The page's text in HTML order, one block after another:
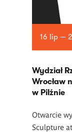
16 lip —
Wydział
Wrocław
w Pilźnie
Otwarcie
Sculpture